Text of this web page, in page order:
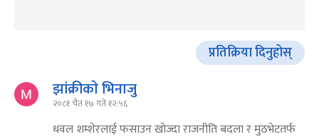
प्रतिक्रिया दिनुहोस्
झांक्रीकाे भिनाजु
२०८१ चैत १७ गते १२:५६
धवल शम्शेरलाई फसाउन खोज्दा राजनीति बदला र मुठभेटतर्फ